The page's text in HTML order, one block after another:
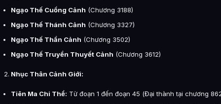
Ngạo Thế Cuồng Cảnh (Chương 3188)
Ngạo Thế Thánh Cảnh (Chương 3327)
Ngạo Thế Thần Cảnh (Chương 3502)
Ngạo Thế Truyền Thuyết Cảnh (Chương 3612)
Nhục Thân Cảnh Giới:
Tiên Ma Chi Thể: Từ đoạn 1 đến đoạn 45 (Đại thành tại chương